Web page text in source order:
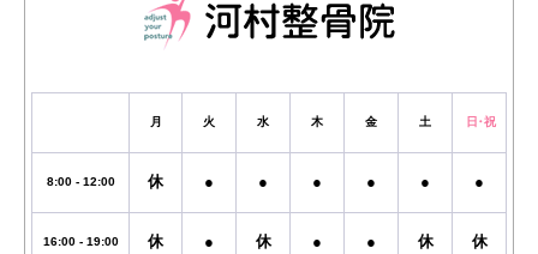
月 火 水 木 金 土 日・祝
8:00 - 12:00 休 ● ● ● ● ● ●
16:00 - 19:00 休 ● 休 ● ● 休 休